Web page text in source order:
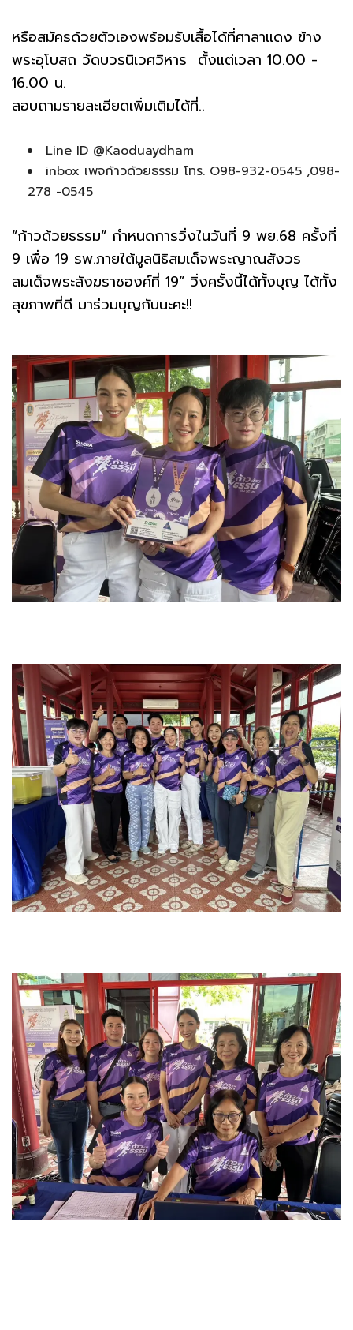
หรือสมัครด้วยตัวเองพร้อมรับเสื้อได้ที่ศาลาแดง ข้าง
พระอุโบสถ วัดบวรนิเวศวิหาร ตั้งแต่เวลา 10.00 -
16.00 น.
สอบถามรายละเอียดเพิ่มเติมได้ที่..
Line ID @Kaoduaydham
inbox เพจก้าวด้วยธรรม โทร. O98-932-0545 ,098-
278 -0545
“ก้าวด้วยธรรม“ กำหนดการวิ่งในวันที่ 9 พย.68 ครั้งที่
9 เพื่อ 19 รพ.ภายใต้มูลนิธิสมเด็จพระญาณสังวร
สมเด็จพระสังฆราชองค์ที่ 19” วิ่งครั้งนี้ได้ทั้งบุญ ได้ทั้ง
สุขภาพที่ดี มาร่วมบุญกันนะคะ!!